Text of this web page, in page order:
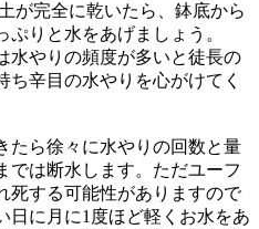
が完全に乾いたら、鉢底から
りと水をあげましょう。
水やりの頻度が多いと徒長の
ち辛目の水やりを心がけてく
たら徐々に水やりの回数と量
では断水します。ただユーフ
死する可能性がありますので
日に月に1度ほど軽くお水をあ